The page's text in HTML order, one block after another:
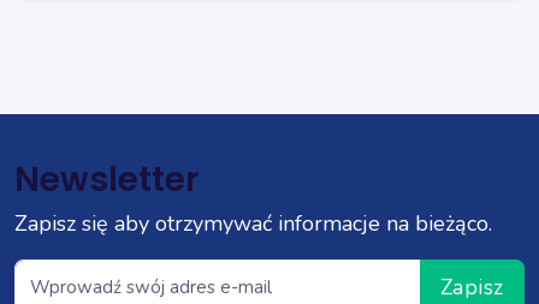
Newsletter
Zapisz się aby otrzymywać informacje na bieżąco.
Zapisz